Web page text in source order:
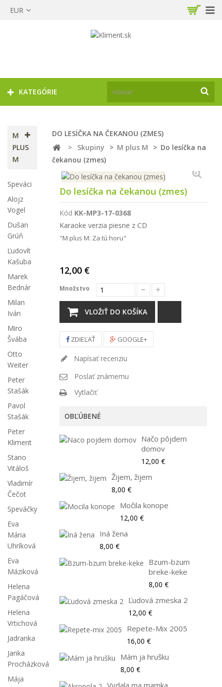
EUR
KATEGÓRIE
M
PLUS
M
Speváci
Alojz
Vogel
Dušan
Grúň
Ľudovít
Kašuba
Marek
Bednár
Milan
Iván
Miro
Švába
Otto
Weiter
Peter
Stašák
Pavol
Stašák
Peter
Kliment
Stano
Vitáloš
Vladimír
Čečot
Speváčky
Eva
Mária
Uhríková
Eva
Máziková
Helena
Pagáčová
Helena
Vrtichová
Jadranka
Janka
Procházková
Mája
DO LESÍČKA NA ČEKANOU (ZMES)
>
Skupiny > M plus M > Do lesíčka na
čekanou (zmes)
Do lesíčka na čekanou (zmes)
Kód KK-MP3-17-0368
Karaoke verzia piesne z CD
"M plus M: Za tú horu"
12,00 €
Množstvo
VLOŽIŤ DO KOŠÍKA
ZDIEĽAŤ GOOGLE+
Napísať recenziu
Poslať známemu
Vytlačiť
OBĽÚBENÉ
Načo pôjdem
domov
12,00 €
Žijem, žijem
8,00 €
Močila konope
12,00 €
Iná žena
8,00 €
Bzum-bzum
breke-keke
8,00 €
Ľudová zmeska 2
12,00 €
Repete-Mix 2005
16,00 €
Mám ja hrušku
8,00 €